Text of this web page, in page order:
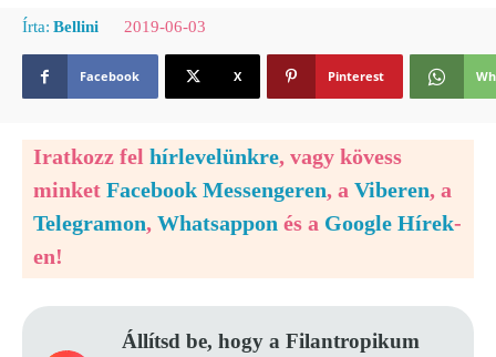
Írta: Bellini 2019-06-03
Facebook X Pinterest
Iratkozz fel hírlevelünkre, vagy kövess
minket Facebook Messengeren, a Viberen, a
Telegramon, Whatsappon és a Google Hírek-
en!
Állítsd be, hogy a Filantropikum